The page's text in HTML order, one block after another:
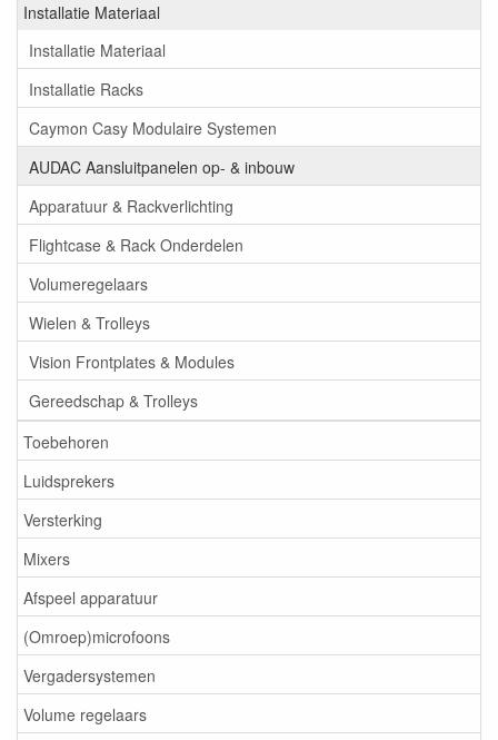
Installatie Materiaal
Installatie Materiaal
Installatie Racks
Caymon Casy Modulaire Systemen
AUDAC Aansluitpanelen op- & inbouw
Apparatuur & Rackverlichting
Flightcase & Rack Onderdelen
Volumeregelaars
Wielen & Trolleys
Vision Frontplates & Modules
Gereedschap & Trolleys
Toebehoren
Luidsprekers
Versterking
Mixers
Afspeel apparatuur
(Omroep)microfoons
Vergadersystemen
Volume regelaars